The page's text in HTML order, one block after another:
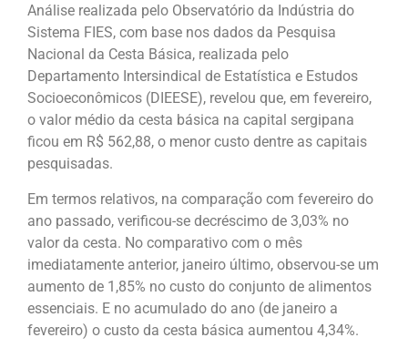
Análise realizada pelo Observatório da Indústria do
Sistema FIES, com base nos dados da Pesquisa
Nacional da Cesta Básica, realizada pelo
Departamento Intersindical de Estatística e Estudos
Socioeconômicos (DIEESE), revelou que, em fevereiro,
o valor médio da cesta básica na capital sergipana
ficou em R$ 562,88, o menor custo dentre as capitais
pesquisadas.
Em termos relativos, na comparação com fevereiro do
ano passado, verificou-se decréscimo de 3,03% no
valor da cesta. No comparativo com o mês
imediatamente anterior, janeiro último, observou-se um
aumento de 1,85% no custo do conjunto de alimentos
essenciais. E no acumulado do ano (de janeiro a
fevereiro) o custo da cesta básica aumentou 4,34%.